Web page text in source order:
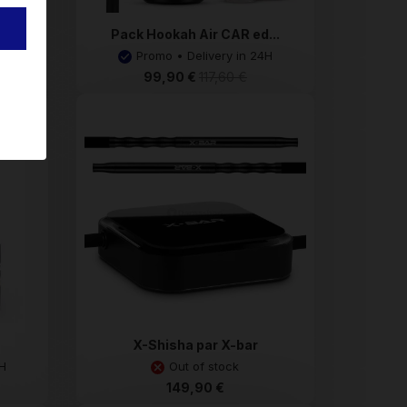
Pack Hookah Air CAR ed...
Promo • Delivery in 24H
99,90 €
X-Shisha par X-bar
Out of stock
149,90 €